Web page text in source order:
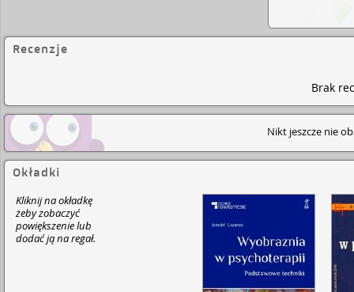
Recenzje
Brak
Nikt jeszcze nie
Okładki
Kliknij na okładkę
żeby zobaczyć
powiększenie lub
dodać ją na regał.